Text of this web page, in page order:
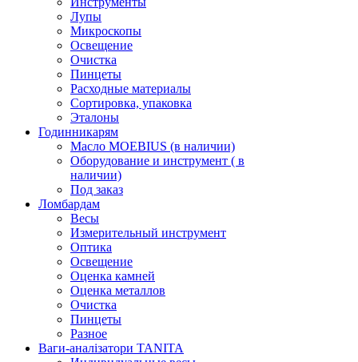
Лупы
Микроскопы
Освещение
Очистка
Пинцеты
Расходные материалы
Сортировка, упаковка
Эталоны
Годинникарям
Масло MOEBIUS (в наличии)
Оборудование и инструмент ( в
наличии)
Под заказ
Ломбардам
Весы
Измерительный инструмент
Оптика
Освещение
Оценка камней
Оценка металлов
Очистка
Пинцеты
Разное
Ваги-аналізатори TANITA